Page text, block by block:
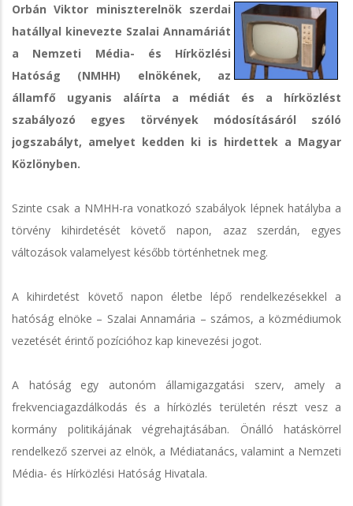
Orbán Viktor miniszterelnök szerdai
hatállyal kinevezte Szalai Annamáriát
a Nemzeti Média- és Hírközlési
Hatóság (NMHH) elnökének, az
államfő ugyanis aláírta a médiát és a hírközlést
szabályozó egyes törvények módosításáról szóló
jogszabályt, amelyet kedden ki is hirdettek a Magyar
Közlönyben.
Szinte csak a NMHH-ra vonatkozó szabályok lépnek hatályba a
törvény kihirdetését követő napon, azaz szerdán, egyes
változások valamelyest később történhetnek meg.
A kihirdetést követő napon életbe lépő rendelkezésekkel a
hatóság elnöke – Szalai Annamária – számos, a közmédiumok
vezetését érintő pozícióhoz kap kinevezési jogot.
A hatóság egy autonóm államigazgatási szerv, amely a
frekvenciagazdálkodás és a hírközlés területén részt vesz a
kormány politikájának végrehajtásában. Önálló hatáskörrel
rendelkező szervei az elnök, a Médiatanács, valamint a Nemzeti
Média- és Hírközlési Hatóság Hivatala.